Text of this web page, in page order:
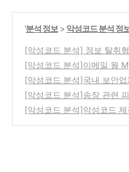
'분석 정보 > 악성코드 분석 정
[악성코드 분석] 정보 탈취
악성코드 분석 보고서
(0)
[악성코드 분석]이메일 웜
성코드 분석 보고서
(0)
[악성코드 분석]국내 보안
포함한 악성코드 주의
(0)
[악성코드 분석]송장 관련
는 스파이웨어 주의
[악성코드 분석]악성코드